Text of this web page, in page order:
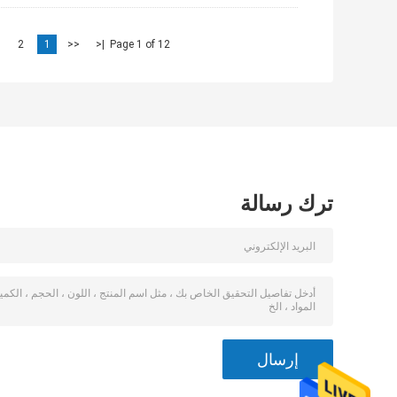
Page 1 of 12
|<
<<
1
2
ترك رسالة